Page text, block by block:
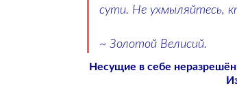
сути. Не ухмыляйтесь,
~ Золотой Велисий.
Несущие в себе